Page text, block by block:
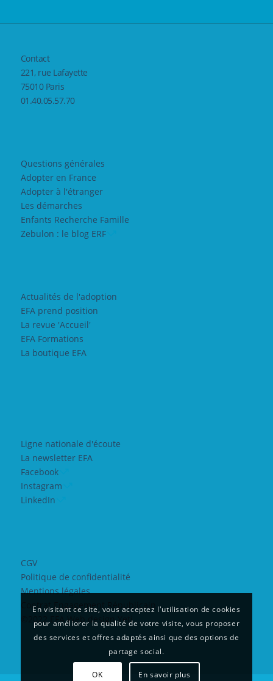
Contact
221, rue Lafayette
75010 Paris
01.40.05.57.70
Questions générales
Adopter en France
Adopter à l'étranger
Les démarches
Enfants Recherche Famille
Zebulon : le blog ERF
Actualités de l'adoption
EFA prend position
La revue 'Accueil'
EFA Formations
La boutique EFA
Ligne nationale d'écoute
La newsletter EFA
Facebook
Instagram
LinkedIn
CGV
Politique de confidentialité
Mentions légales
Contrat Engagement Républicain
©2022 EFA Web design Yeti
En visitant ce site, vous acceptez l'utilisation de cookies
pour améliorer la qualité de votre visite, vous proposer
des services et offres adaptés ainsi que des options de
partage social.
OK En savoir plus